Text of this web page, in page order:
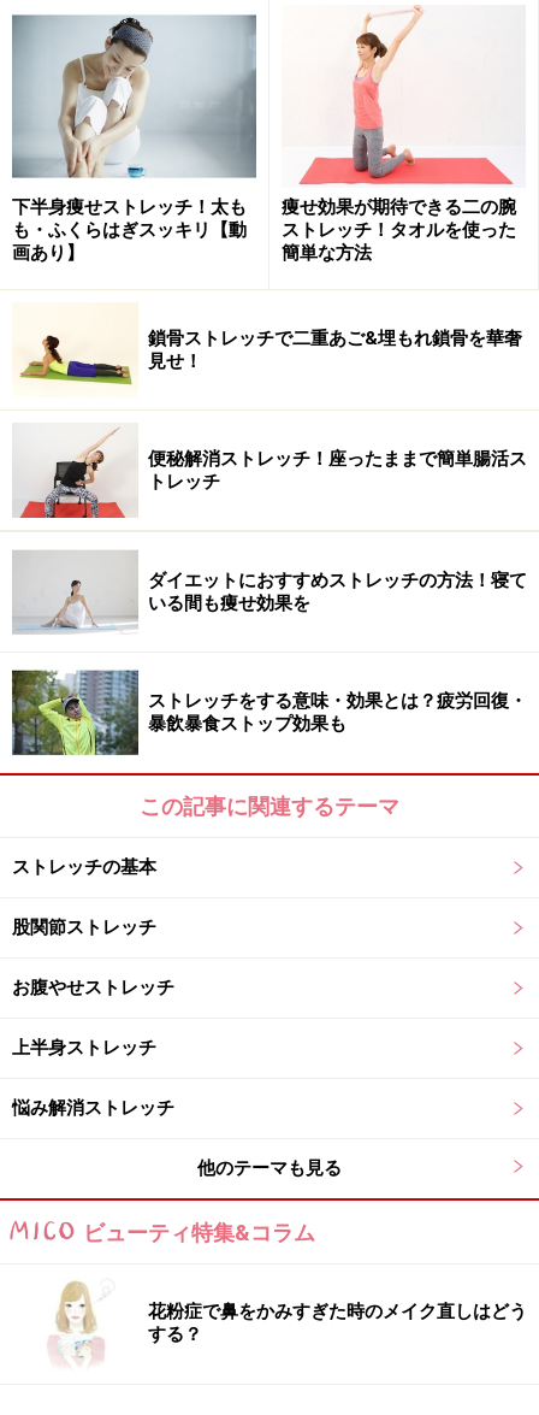
＜目次＞
基本のストレッチ
寝ている間も痩せるストレッチver1
寝ている間も痩せるストレッチver2
基本のストレッチ
大胸筋は、その名の通り胸の筋肉ですが、ここが硬くな
ることで肩が内側に引っ張られ、胸が閉じ呼吸が浅くな
ります。さらに、肩が引っ張られるため首、肩周辺も引
っ張られ、体の裏側のコリに繋がります。肩こりが酷い
と思う人は、デコルテ辺りをさすり、痛いようであれば
凝っている証拠です。そんな人はまず、デコルテ周辺を
緩めるようにしましょう。
1．片手を壁につけ、肩を前に出すようにして胸をゆっ
くり伸ばしましょう。呼吸は、ゆっくりと深いペースで
10回ほど繰り返しましょう。反対側も同様に。左右2セ
ットくらいを目安に。
寝ている間も痩せるストレッチver1
夜になると1日の疲れが下半身に全部来ている？ と思え
るほど、重く、だるく、ムクミがちになります。そこで
股関節周辺、鼠径部、脇腹などをゆっくりと伸ばし、疲
れを残さないようにするストレッチをご紹介します。体
レッチを続ける事でウエスト周りもスッキリしてくると
思います。
下半身痩せストレッチ！太も
も・ふくらはぎスッキリ【動
画あり】
痩せ効果が期待できる二の腕
ストレッチ！タオルを使った
簡単な方法
鎖骨ストレッチで二重あご&埋もれ鎖骨を華奢
見せ！
便秘解消ストレッチ！座ったままで簡単腸活ス
トレッチ
ダイエットにおすすめストレッチの方法！寝て
いる間も痩せ効果を
ストレッチをする意味・効果とは？疲労回復・
暴飲暴食ストップ効果も
この記事に関連するテーマ
ストレッチの基本
股関節ストレッチ
お腹やせストレッチ
上半身ストレッチ
悩み解消ストレッチ
他のテーマも見る
ビューティ特集&コラム
花粉症で鼻をかみすぎた時のメイク直しはどう
する？